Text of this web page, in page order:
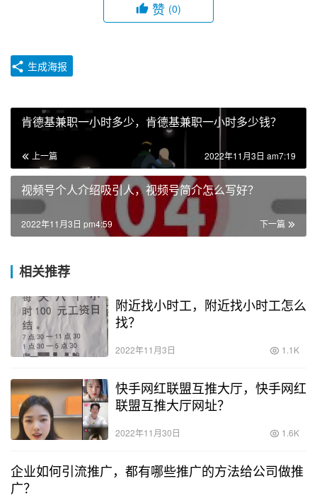
赞 (0)
生成海报
肯德基兼职一小时多少，肯德基兼职一小时多少钱？
上一篇 2022年11月3日 am7:19
视频号个人介绍吸引人，视频号简介怎么写好？
下一篇
2022年11月3日 pm4:59
相关推荐
附近找小时工，附近找小时工怎么
找？
2022年11月3日 1.1K
快手网红联盟互推大厅，快手网红
联盟互推大厅网址？
2022年11月30日 1.6K
企业如何引流推广，都有哪些推广的方法给公司做推
广？